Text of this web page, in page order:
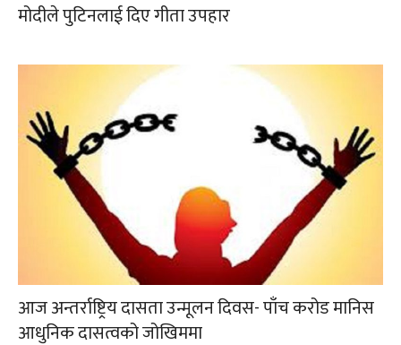
मोदीले पुटिनलाई दिए गीता उपहार
आज अन्तर्राष्ट्रिय दासता उन्मूलन दिवस- पाँच करोड मानिस
आधुनिक दासत्वको जोखिममा